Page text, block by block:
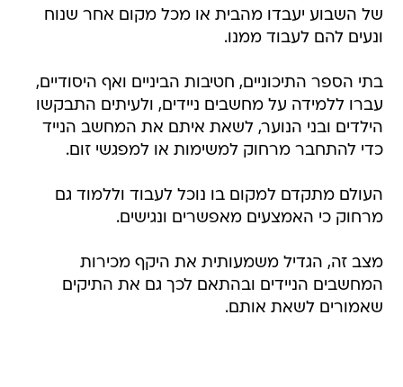
של השבוע יעבדו מהבית או מכל מקום אחר שנוח
ונעים להם לעבוד ממנו.
בתי הספר התיכוניים, חטיבות הביניים ואף היסודיים,
עברו ללמידה על מחשבים ניידים, ולעיתים התבקשו
הילדים ובני הנוער, לשאת איתם את המחשב הנייד
כדי להתחבר מרחוק למשימות או למפגשי זום.
העולם מתקדם למקום בו נוכל לעבוד וללמוד גם
מרחוק כי האמצעים מאפשרים ונגישים.
מצב זה, הגדיל משמעותית את היקף מכירות
המחשבים הניידים ובהתאם לכך גם את התיקים
שאמורים לשאת אותם.